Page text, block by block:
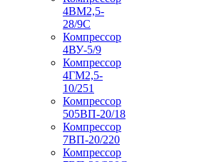
4ВМ2,5-
28/9С
Компрессор
4ВУ-5/9
Компрессор
4ГМ2,5-
10/251
Компрессор
505ВП-20/18
Компрессор
7ВП-20/220
Компрессор